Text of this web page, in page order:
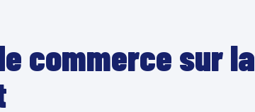
commerce sur la